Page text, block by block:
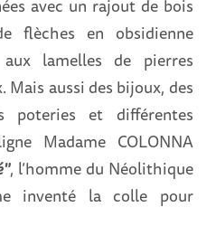
avec un rajout de bois
flèches en obsidienne
lamelles de pierres
aussi des bijoux, des
poteries et différentes
Madame COLONNA
, l’homme du Néolithique
inventé la colle pour